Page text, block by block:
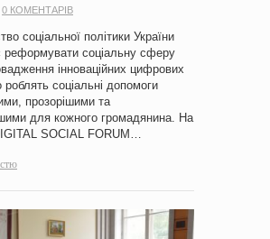
0 КОМЕНТАРІВ
соціальної політики України
реформувати соціальну сферу
інноваційних цифрових
соціальні допомоги
прозорішими та
для кожного громадянина. На
SOCIAL FORUM…